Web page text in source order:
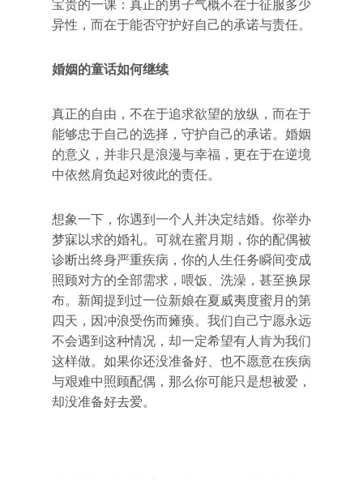
宝贵的一课：真正的男子气概不在于征服多少
异性，而在于能否守护好自己的承诺与责任。
婚姻的童话如何继续
真正的自由，不在于追求欲望的放纵，而在于
能够忠于自己的选择，守护自己的承诺。婚姻
的意义，并非只是浪漫与幸福，更在于在逆境
中依然肩负起对彼此的责任。
想象一下，你遇到一个人并决定结婚。你举办
梦寐以求的婚礼。可就在蜜月期，你的配偶被
诊断出终身严重疾病，你的人生任务瞬间变成
照顾对方的全部需求，喂饭、洗澡，甚至换尿
布。新闻提到过一位新娘在夏威夷度蜜月的第
四天，因冲浪受伤而瘫痪。我们自己宁愿永远
不会遇到这种情况，却一定希望有人肯为我们
这样做。如果你还没准备好、也不愿意在疾病
与艰难中照顾配偶，那么你可能只是想被爱，
却没准备好去爱。